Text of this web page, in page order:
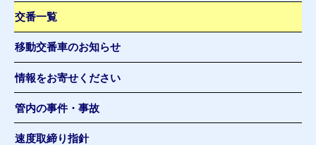
交番一覧
移動交番車のお知らせ
情報をお寄せください
管内の事件・事故
速度取締り指針